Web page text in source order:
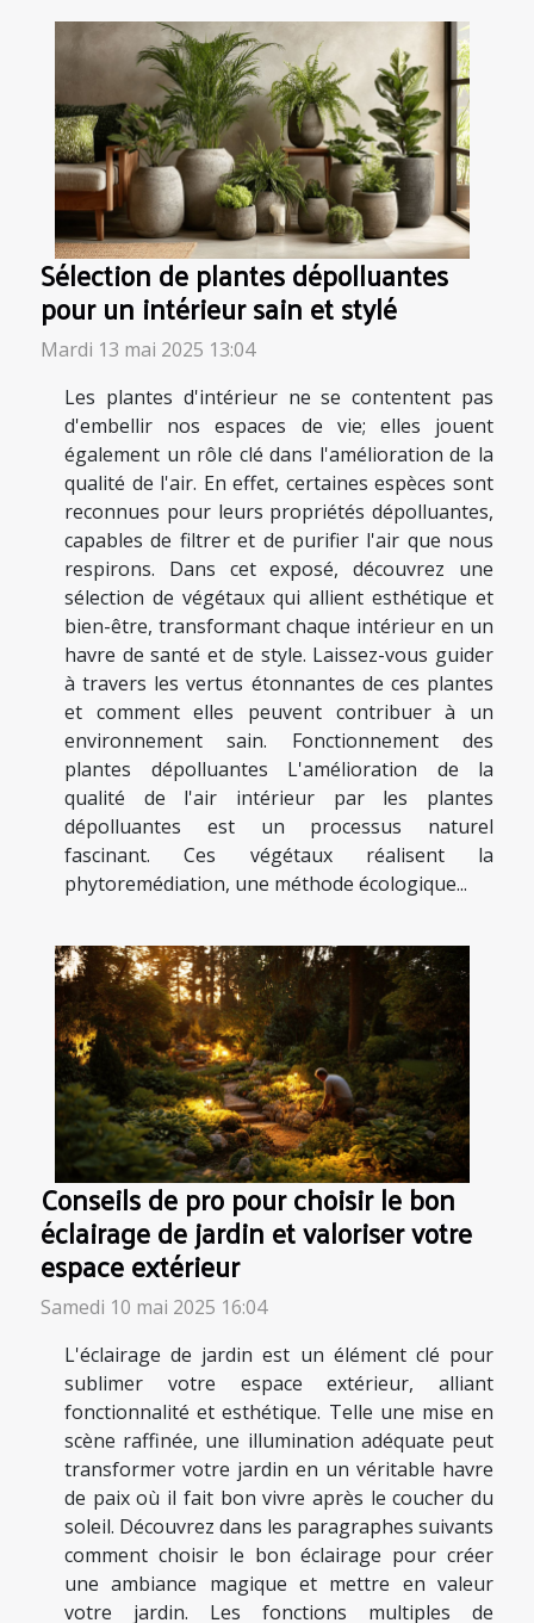
Sélection de plantes dépolluantes
pour un intérieur sain et stylé
Mardi 13 mai 2025 13:04
Les plantes d'intérieur ne se contentent pas
d'embellir nos espaces de vie; elles jouent
également un rôle clé dans l'amélioration de la
qualité de l'air. En effet, certaines espèces sont
reconnues pour leurs propriétés dépolluantes,
capables de filtrer et de purifier l'air que nous
respirons. Dans cet exposé, découvrez une
sélection de végétaux qui allient esthétique et
bien-être, transformant chaque intérieur en un
havre de santé et de style. Laissez-vous guider
à travers les vertus étonnantes de ces plantes
et comment elles peuvent contribuer à un
environnement sain. Fonctionnement des
plantes dépolluantes L'amélioration de la
qualité de l'air intérieur par les plantes
dépolluantes est un processus naturel
fascinant. Ces végétaux réalisent la
phytoremédiation, une méthode écologique...
Conseils de pro pour choisir le bon
éclairage de jardin et valoriser votre
espace extérieur
Samedi 10 mai 2025 16:04
L'éclairage de jardin est un élément clé pour
sublimer votre espace extérieur, alliant
fonctionnalité et esthétique. Telle une mise en
scène raffinée, une illumination adéquate peut
transformer votre jardin en un véritable havre
de paix où il fait bon vivre après le coucher du
soleil. Découvrez dans les paragraphes suivants
comment choisir le bon éclairage pour créer
une ambiance magique et mettre en valeur
votre jardin. Les fonctions multiples de